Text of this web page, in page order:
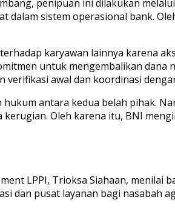
penipuan ini dilakukan
dalam sistem operasional bank.
karyawan lainnya karena
untuk mengembalikan dana
verifikasi awal dan koordinasi
antara kedua belah pihak.
Oleh karena itu, BNI
LPPI, Trioksa Siahaan,
dan pusat layanan bagi nasabah